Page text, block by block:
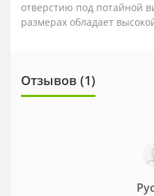
отверстию под потайной
размерах обладает
Отзывов (1)